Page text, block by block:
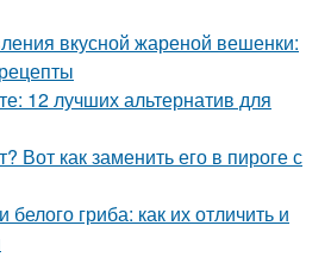
вкусной жареной вешенки:
12 лучших альтернатив для
Вот как заменить его в пироге с
гриба: как их отличить и